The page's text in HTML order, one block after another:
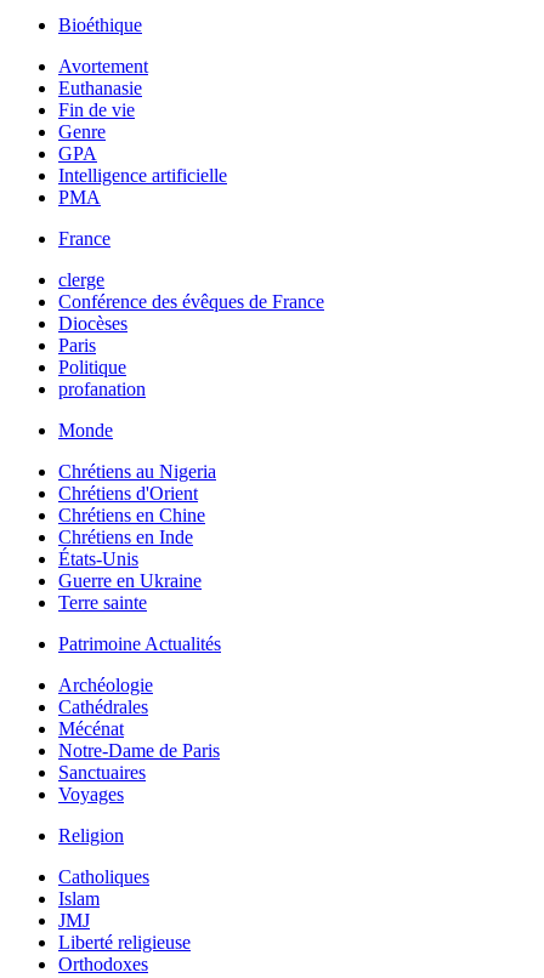
Bioéthique
Avortement
Euthanasie
Fin de vie
Genre
GPA
Intelligence artificielle
PMA
France
clerge
Conférence des évêques de France
Diocèses
Paris
Politique
profanation
Monde
Chrétiens au Nigeria
Chrétiens d'Orient
Chrétiens en Chine
Chrétiens en Inde
États-Unis
Guerre en Ukraine
Terre sainte
Patrimoine Actualités
Archéologie
Cathédrales
Mécénat
Notre-Dame de Paris
Sanctuaires
Voyages
Religion
Catholiques
Islam
JMJ
Liberté religieuse
Orthodoxes